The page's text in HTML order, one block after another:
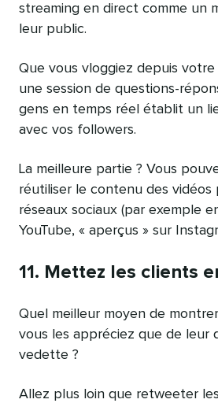
streaming en direct comme un
leur public.
Que vous vloggiez depuis
une session de questions-
gens en temps réel établit un
avec vos followers.
La meilleure partie ? Vous
réutiliser le contenu des vidéos
réseaux sociaux (par exemple
YouTube, « aperçus » sur
11. Mettez les clients
Quel meilleur moyen de
vous les appréciez que de leur
vedette ?
Allez plus loin que retweeter